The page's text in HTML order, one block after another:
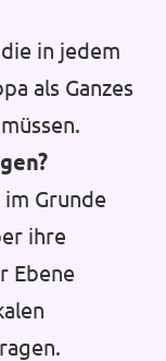
in jedem
als Ganzes
Grunde
ihre
Ebene